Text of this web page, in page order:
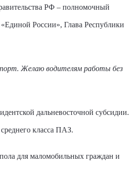
РФ – полномочный
России», Глава Республики
Желаю водителям работы без
дальневосточной субсидии.
класса ПАЗ.
для маломобильных граждан и